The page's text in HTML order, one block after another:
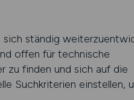
ständig
offen für technische
zu finden und sich auf die
Suchkriterien einstellen,